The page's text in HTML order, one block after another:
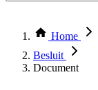
Thema
Bekijk per
Home
Besluit
Document